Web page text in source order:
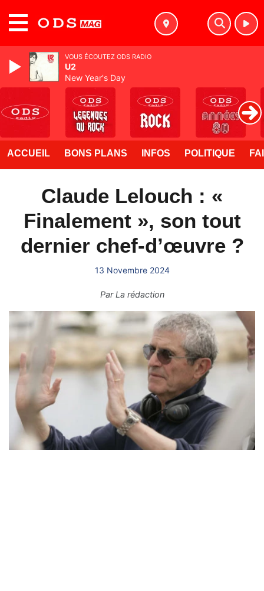
ACCUEIL BONS PLANS INFOS POLITIQUE
Claude Lelouch : «
Finalement », son tout
dernier chef-d’œuvre ?
13 Novembre 2024
ParLa rédaction
VOUS ÉCOUTEZ ODS RADIO
U2
New Year's Day